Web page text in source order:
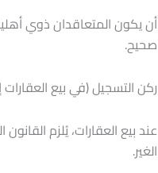
أن يكون المتعاقدان ذوي
صحيح.
ركن التسجيل (في بيع العقارات
عند بيع العقارات، يُلزم
الغير.